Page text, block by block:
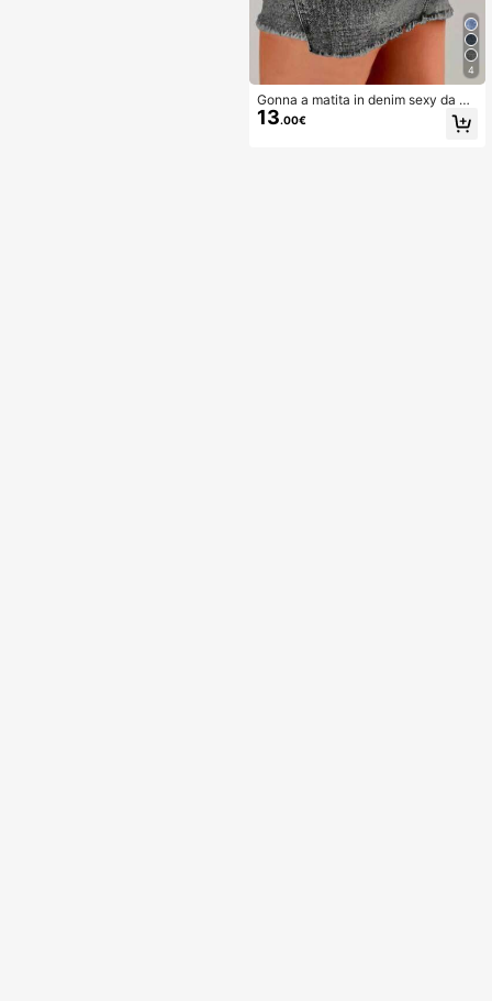
4
Gonna a matita in denim sexy da do
nna con vestibilità aderente e desig
n attillato, casual estiva
13.00€